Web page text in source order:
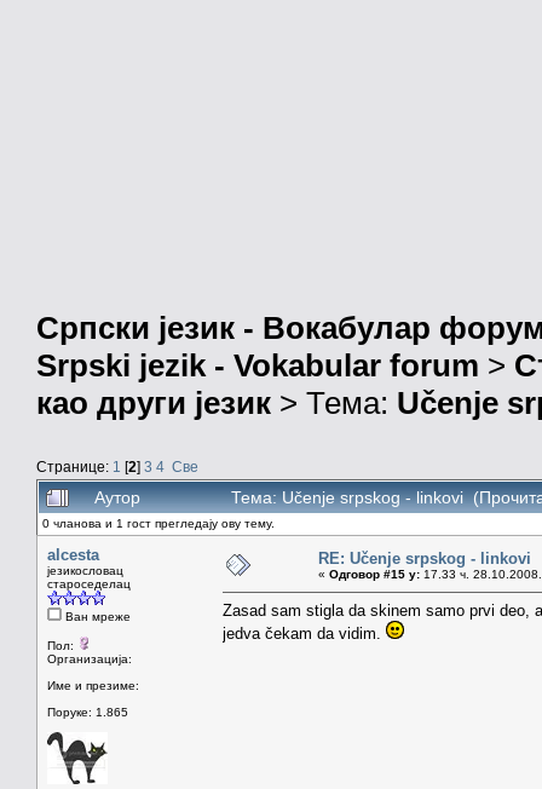
Српски језик - Вокабулар
Srpski jezik - Vokabular forum >
као други језик > Тема: Učenje
Странице: 1 [2] 3 4 Све
Аутор Тема: Učenje srpskog - linkovi
0 чланова и 1 гост прегледају ову тему.
alcesta
језикословац
староседелац
Ван мреже
Пол:
Организација:
Име и презиме:
Поруке: 1.865
RE: Učenje srpskog - linkovi
« Одговор #15 у: 17.33 ч.
Zasad sam stigla da skinem samo prvi deo,
jedva čekam da vidim.